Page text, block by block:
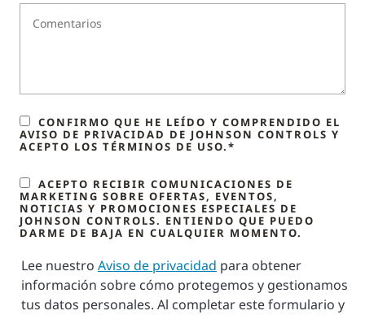
CONFIRMO QUE HE LEÍDO Y COMPRENDIDO EL
AVISO DE PRIVACIDAD DE JOHNSON CONTROLS Y
ACEPTO LOS TÉRMINOS DE USO.*
ACEPTO RECIBIR COMUNICACIONES DE
MARKETING SOBRE OFERTAS, EVENTOS,
NOTICIAS Y PROMOCIONES ESPECIALES DE
JOHNSON CONTROLS. ENTIENDO QUE PUEDO
DARME DE BAJA EN CUALQUIER MOMENTO.
Lee nuestro Aviso de privacidad para obtener
información sobre cómo protegemos y gestionamos
tus datos personales. Al completar este formulario y